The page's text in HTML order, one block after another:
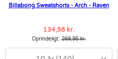
Billabong Sweatshorts - Arch - Raven
134,98 kr.
Oprindeligt:269,95 kr.